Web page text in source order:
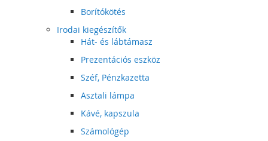
Borítókötés
Irodai kiegészítők
Hát- és lábtámasz
Prezentációs eszköz
Széf, Pénzkazetta
Asztali lámpa
Kávé, kapszula
Számológép